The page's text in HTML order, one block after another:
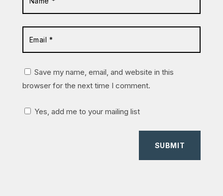
Save my name, email, and website in this
browser for the next time I comment.
Yes, add me to your mailing list
SUBMIT